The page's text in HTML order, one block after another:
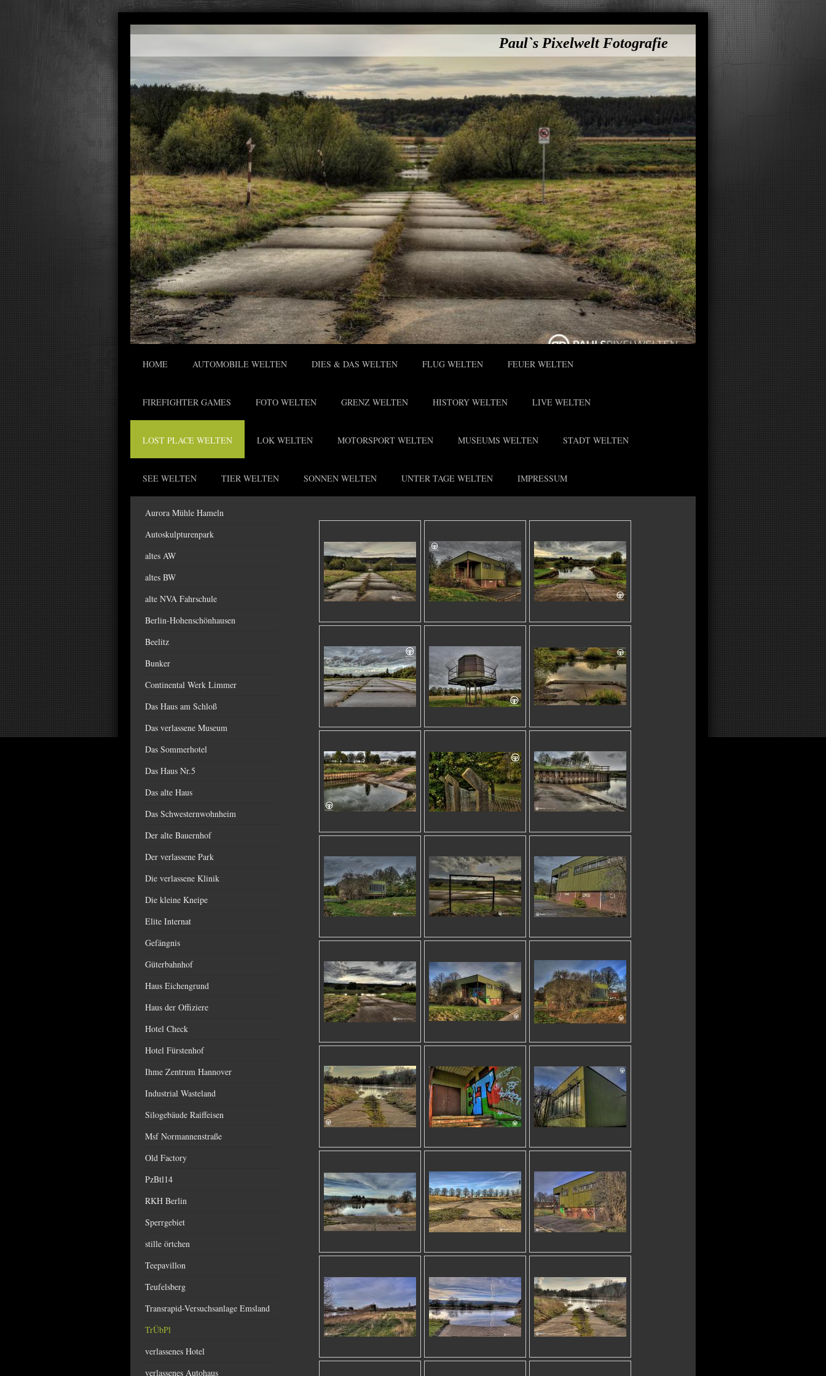
Paul`s Pixelwelt Fotografie
HOME AUTOMOBILE WELTEN DIES & DAS WELTEN FLUG WELTEN FEUER WELTEN
FIREFIGHTER GAMES FOTO WELTEN GRENZ WELTEN HISTORY WELTEN LIVE WELTEN
LOST PLACE WELTEN LOK WELTEN MOTORSPORT WELTEN MUSEUMS WELTEN STADT WELTEN
SEE WELTEN TIER WELTEN SONNEN WELTEN UNTER TAGE WELTEN IMPRESSUM
Aurora Mühle Hameln
Autoskulpturenpark
altes AW
altes BW
alte NVA Fahrschule
Berlin-Hohenschönhausen
Beelitz
Bunker
Continental Werk Limmer
Das Haus am Schloß
Das verlassene Museum
Das Sommerhotel
Das Haus Nr.5
Das alte Haus
Das Schwesternwohnheim
Der alte Bauernhof
Der verlassene Park
Die verlassene Klinik
Die kleine Kneipe
Elite Internat
Gefängnis
Güterbahnhof
Haus Eichengrund
Haus der Offiziere
Hotel Check
Hotel Fürstenhof
Ihme Zentrum Hannover
Industrial Wasteland
Silogebäude Raiffeisen
Msf Normannenstraße
Old Factory
PzBtl14
RKH Berlin
Sperrgebiet
stille örtchen
Teepavillon
Teufelsberg
Transrapid-Versuchsanlage Emsland
TrÜbPl
verlassenes Hotel
verlassenes Autohaus